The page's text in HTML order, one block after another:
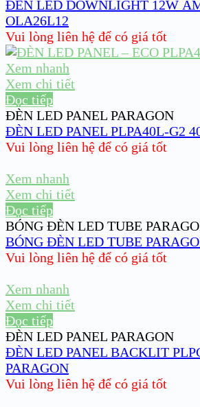
ĐÈN LED DOWNLIGHT 12W
OLA26L12
Vui lòng liên hệ để có giá tốt
Xem nhanh
Xem chi tiết
Đọc tiếp
ĐÈN LED PANEL PARAGON
ĐÈN LED PANEL PLPA40L-G2
Vui lòng liên hệ để có giá tốt
Xem nhanh
Xem chi tiết
Đọc tiếp
BÓNG ĐÈN LED TUBE
BÓNG ĐÈN LED TUBE
Vui lòng liên hệ để có giá tốt
Xem nhanh
Xem chi tiết
Đọc tiếp
ĐÈN LED PANEL PARAGON
ĐÈN LED PANEL BACKLIT
PARAGON
Vui lòng liên hệ để có giá tốt